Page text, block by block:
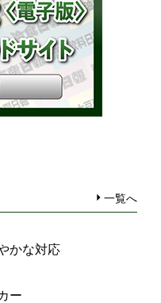
一覧へ
かな対応
ー